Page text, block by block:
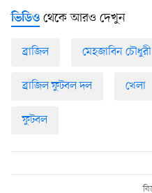
ভিডিও থেকে আরও দেখুন
ব্রাজিল মেহজাবিন চৌধুরী
ব্রাজিল ফুটবল দল খেলা
ফুটবল